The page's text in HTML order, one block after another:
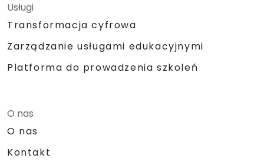
Usługi
Transformacja cyfrowa
Zarządzanie usługami edukacyjnymi
Platforma do prowadzenia szkoleń
O nas
O nas
Kontakt